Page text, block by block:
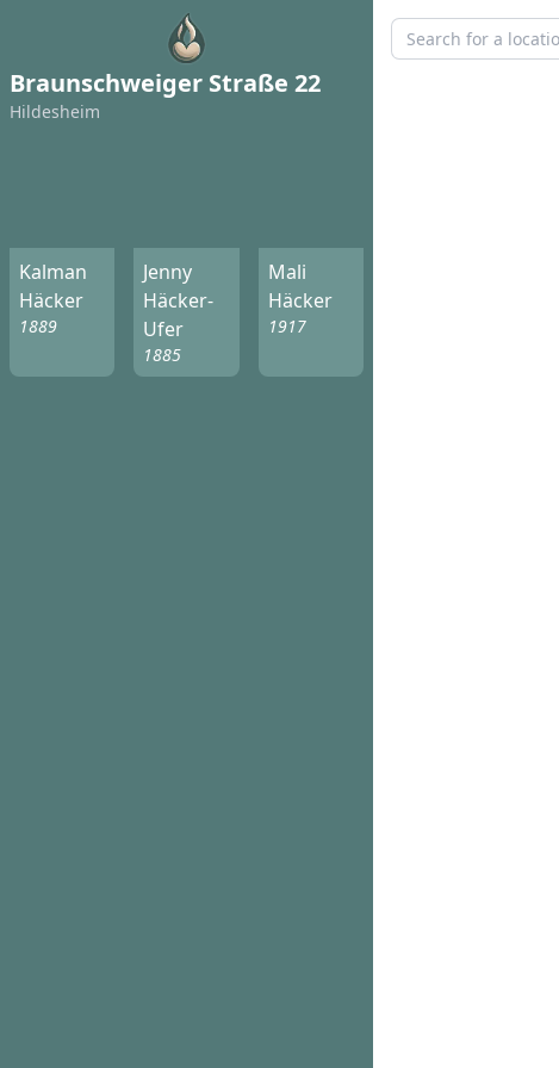
Braunschweiger Straße 22
Hildesheim
Kalman
Häcker
1889
Jenny
Häcker-
Ufer
1885
Mali
Häcker
1917